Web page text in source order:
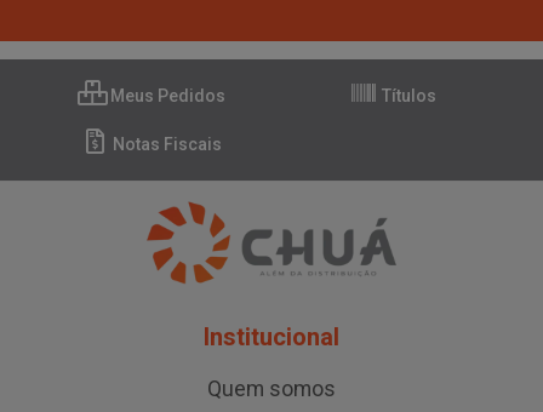
Meus Pedidos Títulos
Notas Fiscais
Institucional
Quem somos